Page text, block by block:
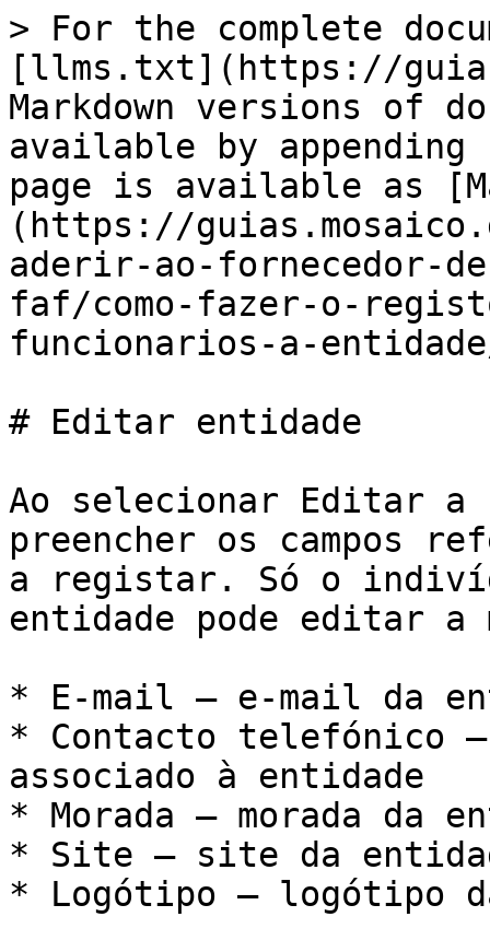
> For the complete
[llms.txt](https://
Markdown versions of
available by
page is available as
(https://
aderir-ao-fornecedor-
faf/como-fazer-o-
funcionarios-a-
# Editar entidade
Ao selecionar Editar a
preencher os campos
a registar. Só o
entidade pode editar a
* E-mail – e-mail da
* Contacto telefónico
associado à entidade
* Morada – morada da
* Site – site da
* Logótipo – logótipo